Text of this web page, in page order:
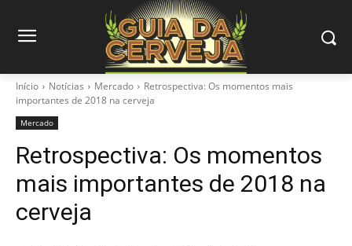
Início Notícias Mercado
Retrospectiva: Os momentos mais
importantes de 2018 na cerveja
Mercado
Retrospectiva: Os momentos
mais importantes de 2018 na
cerveja